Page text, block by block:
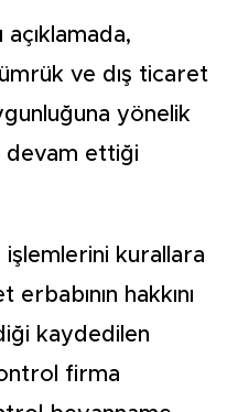
açıklamada,
ve dış ticaret
yönelik
devam ettiği
kurallara
hakkını
kaydedilen
firma